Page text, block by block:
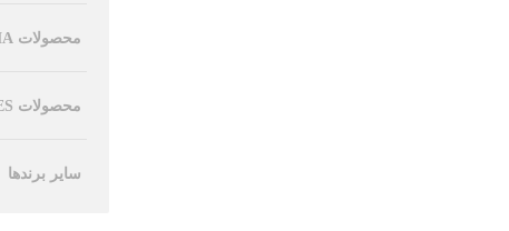
محصولات OKUMA
محصولات CONTRAVES
سایر برندها